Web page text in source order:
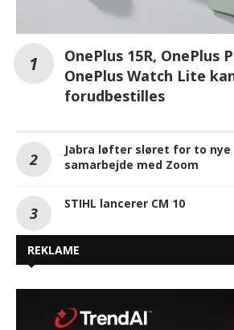
OnePlus 15R, OnePlus
OnePlus Watch Lite
forudbestilles
Jabra løfter sløret for to
samarbejde med Zoom
STIHL lancerer CM 10
REKLAME